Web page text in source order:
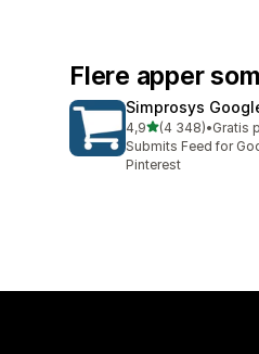
Flere apper
Simprosys
4,9av 5 stjerner
(4 348)
Totalt 4348 omtaler
•Gratis
Submits Feed for
Pinterest